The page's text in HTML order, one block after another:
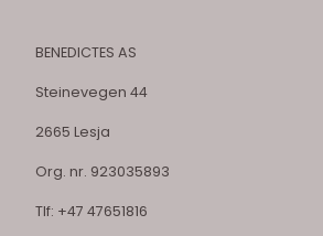
BENEDICTES AS
Steinevegen 44
2665 Lesja
Org. nr. 923035893
Tlf: +47 47651816